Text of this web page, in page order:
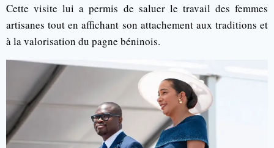
Cette visite lui a permis de saluer le travail des femmes
artisanes tout en affichant son attachement aux traditions et
à la valorisation du pagne béninois.